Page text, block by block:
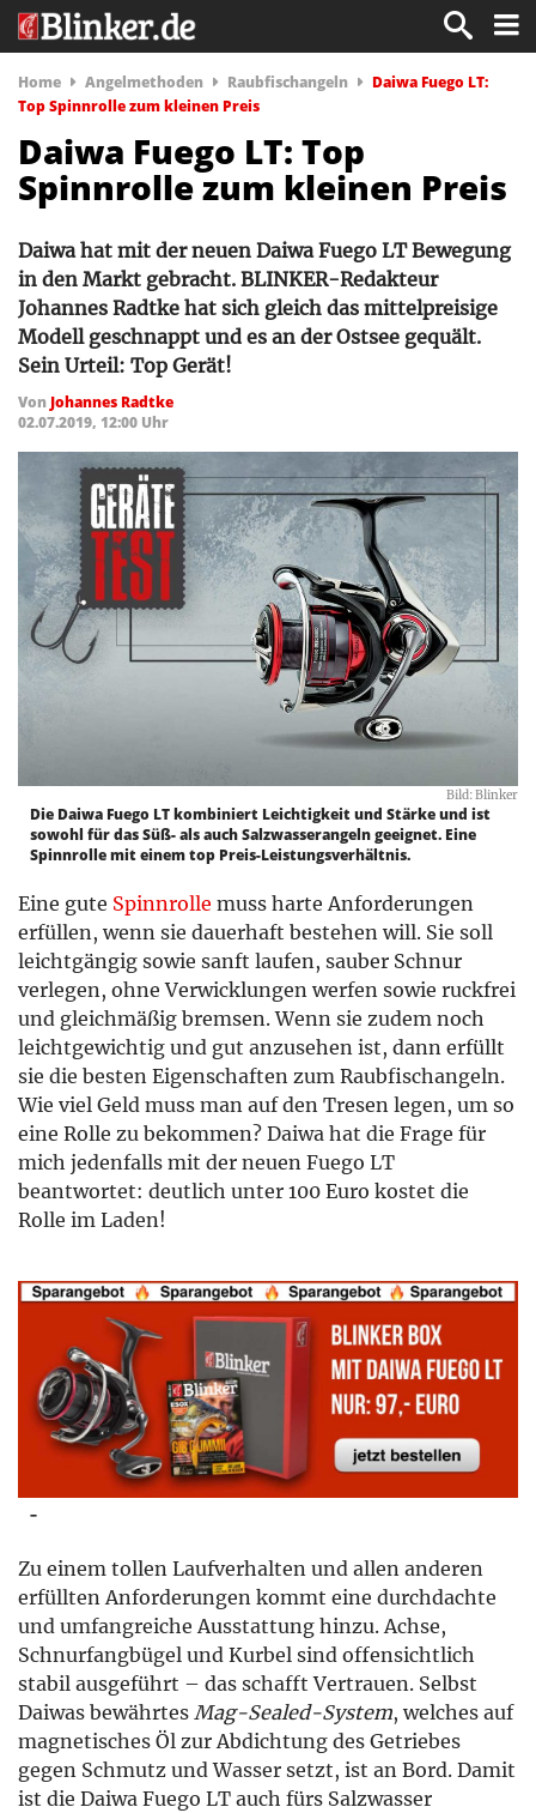
Home Angelmethoden Raubfischangeln
Daiwa Fuego LT:
Top Spinnrolle zum kleinen Preis
Daiwa Fuego LT: Top
Spinnrolle zum kleinen Preis
Daiwa hat mit der neuen Daiwa Fuego LT Bewegung
in den Markt gebracht. BLINKER-Redakteur
Johannes Radtke hat sich gleich das mittelpreisige
Modell geschnappt und es an der Ostsee gequält.
Sein Urteil: Top Gerät!
Von Johannes Radtke
02.07.2019, 12:00 Uhr
Bild: Blinker
Die Daiwa Fuego LT kombiniert Leichtigkeit und Stärke und ist
sowohl für das Süß- als auch Salzwasserangeln geeignet. Eine
Spinnrolle mit einem top Preis-Leistungsverhältnis.
Eine gute Spinnrolle muss harte Anforderungen
erfüllen, wenn sie dauerhaft bestehen will. Sie soll
leichtgängig sowie sanft laufen, sauber Schnur
verlegen, ohne Verwicklungen werfen sowie ruckfrei
und gleichmäßig bremsen. Wenn sie zudem noch
leichtgewichtig und gut anzusehen ist, dann erfüllt
sie die besten Eigenschaften zum Raubfischangeln.
Wie viel Geld muss man auf den Tresen legen, um so
eine Rolle zu bekommen? Daiwa hat die Frage für
mich jedenfalls mit der neuen Fuego LT
beantwortet: deutlich unter 100 Euro kostet die
Rolle im Laden!
–
Zu einem tollen Laufverhalten und allen anderen
erfüllten Anforderungen kommt eine durchdachte
und umfangreiche Ausstattung hinzu. Achse,
Schnurfangbügel und Kurbel sind offensichtlich
stabil ausgeführt – das schafft Vertrauen. Selbst
Daiwas bewährtes Mag-Sealed-System, welches auf
magnetisches Öl zur Abdichtung des Getriebes
gegen Schmutz und Wasser setzt, ist an Bord. Damit
ist die Daiwa Fuego LT auch fürs Salzwasser